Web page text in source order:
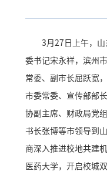
3月27日上午，
委书记宋永祥，滨州
常委、副市长屈跃宽
市委常委、宣传部部
协副主席、财政局党
书长张博等市领导到
商深入推进校地共建
医药大学，开启校城